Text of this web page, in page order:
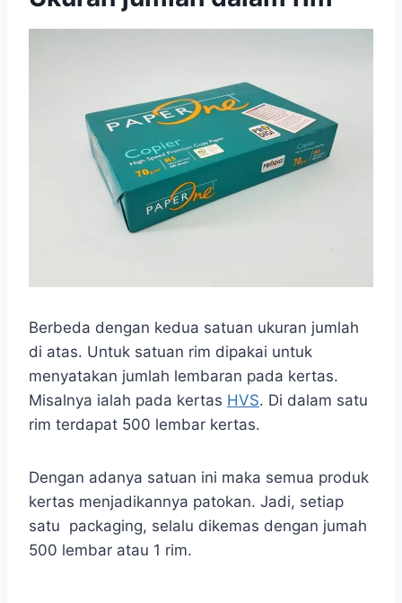
Berbeda dengan kedua satuan ukuran jumlah
di atas. Untuk satuan rim dipakai untuk
menyatakan jumlah lembaran pada kertas.
Misalnya ialah pada kertas HVS. Di dalam satu
rim terdapat 500 lembar kertas.
Dengan adanya satuan ini maka semua produk
kertas menjadikannya patokan. Jadi, setiap
satu packaging, selalu dikemas dengan jumah
500 lembar atau 1 rim.